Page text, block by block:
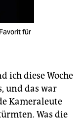
für
ich diese Woche
und das war
Kameraleute
Was die